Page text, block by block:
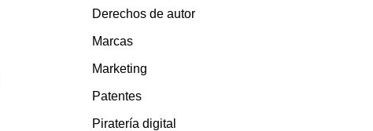
Derechos de autor
Marcas
Marketing
Patentes
Piratería digital